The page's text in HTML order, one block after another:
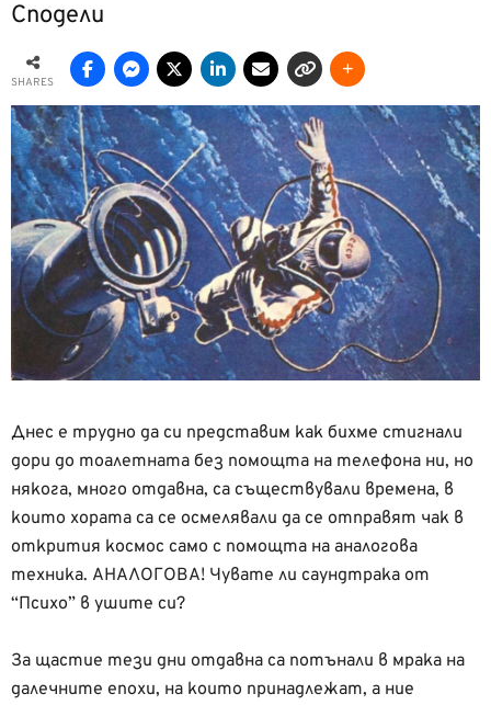
Сподели
SHARES
Днес е трудно да си представим как бихме стигнали
дори до тоалетната без помощта на телефона ни, но
някога, много отдавна, са съществували времена, в
които хората са се осмелявали да се отправят чак в
открития космос само с помощта на аналогова
техника. АНАЛОГОВА! Чувате ли саундтрака от
“Психо” в ушите си?
За щастие тези дни отдавна са потънали в мрака на
далечните епохи, на които принадлежат, а ние